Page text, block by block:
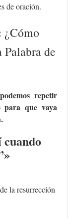
de oración.
¿Cómo
de
repetir
para que vaya
cuando
»
la resurrección